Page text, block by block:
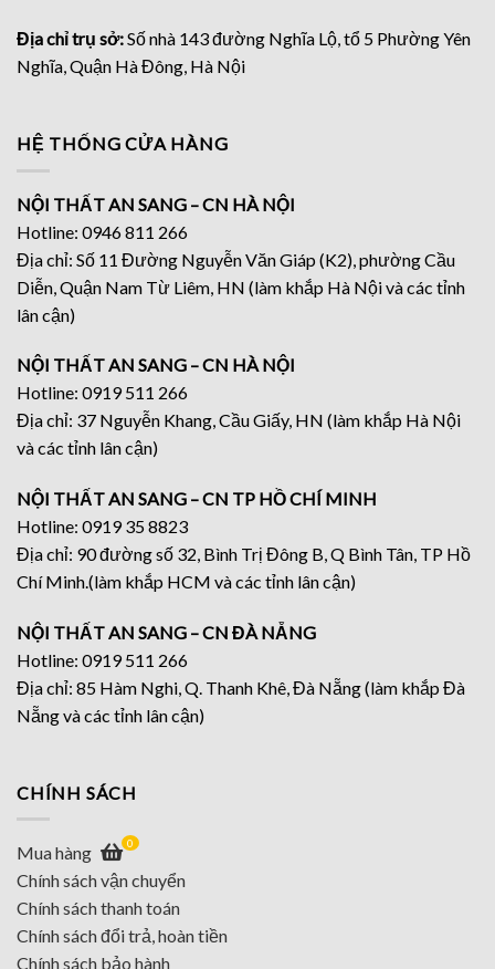
Địa chỉ trụ sở:Số nhà 143 đường Nghĩa Lộ, tổ 5 Phường Yên
Nghĩa, Quận Hà Đông, Hà Nội
HỆ THỐNG CỬA HÀNG
NỘI THẤT AN SANG – CN HÀ NỘI
Hotline: 0946 811 266
Địa chỉ: Số 11 Đường Nguyễn Văn Giáp (K2), phường Cầu
Diễn, Quận Nam Từ Liêm, HN (làm khắp Hà Nội và các tỉnh
lân cận)
NỘI THẤT AN SANG – CN HÀ NỘI
Hotline: 0919 511 266
Địa chỉ: 37 Nguyễn Khang, Cầu Giấy, HN (làm khắp Hà Nội
và các tỉnh lân cận)
NỘI THẤT AN SANG – CN TP HỒ CHÍ MINH
Hotline: 0919 35 8823
Địa chỉ: 90 đường số 32, Bình Trị Đông B, Q Bình Tân, TP Hồ
Chí Minh.(làm khắp HCM và các tỉnh lân cận)
NỘI THẤT AN SANG – CN ĐÀ NẴNG
Hotline: 0919 511 266
Địa chỉ: 85 Hàm Nghi, Q. Thanh Khê, Đà Nẵng (làm khắp Đà
Nẵng và các tỉnh lân cận)
CHÍNH SÁCH
Mua hàng 0
Chính sách vận chuyển
Chính sách thanh toán
Chính sách đổi trả, hoàn tiền
Chính sách bảo hành